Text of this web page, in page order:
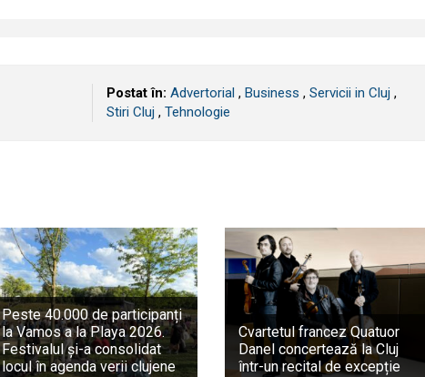
Postat în: Advertorial , Business , Servicii in Cluj ,
Stiri Cluj , Tehnologie
Peste 40.000 de participanți
la Vamos a la Playa 2026.
Festivalul și-a consolidat
locul în agenda verii clujene
Cvartetul francez Quatuor
Danel concertează la Cluj
într-un recital de excepție